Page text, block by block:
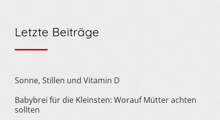
Letzte Beiträge
Sonne, Stillen und Vitamin D
Babybrei für die Kleinsten: Worauf Mütter achten
sollten